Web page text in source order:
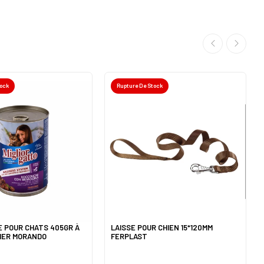
POUR CHATS 405GR À
MORANDO
Rupture De Stock
LAISSE POUR CHIEN 15*120MM
FERPLAST